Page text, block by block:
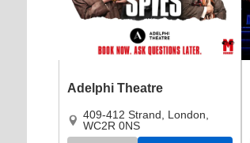
Adelphi Theatre
409-412 Strand London
WC2R 0NS